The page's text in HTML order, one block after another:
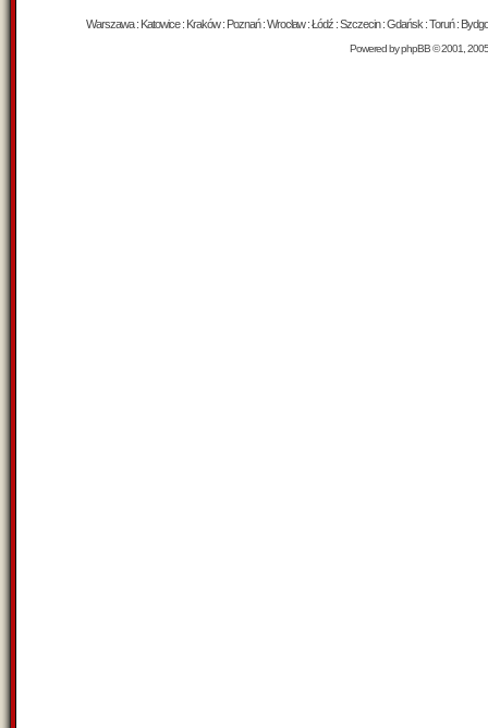
Warszawa : Katowice : Kraków : Poznań : Wrocław : Łódź : Szczecin : Gdańsk : Toruń :
Powered byphpBB© 2001,